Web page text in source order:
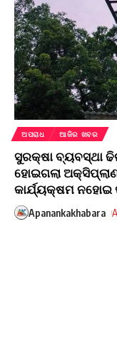
ଅପରାଧ ଆଜିର ଖବର
ସୁରକ୍ଷା ବ୍ୟବସ୍ଥା
ହୋଇଗଲା
କାର୍ଯ୍ୟକ୍ଷମ
Apanankakhabara